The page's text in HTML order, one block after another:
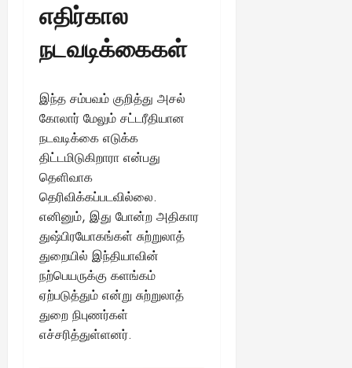
எதிர்கால
நடவடிக்கைகள்
இந்த சம்பவம் குறித்து அசல்
கோலார் மேலும் சட்டரீதியான
நடவடிக்கை எடுக்க
திட்டமிடுகிறாரா என்பது
தெளிவாக
தெரிவிக்கப்படவில்லை.
எனினும், இது போன்ற அதிகார
துஷ்பிரயோகங்கள் சுற்றுலாத்
துறையில் இந்தியாவின்
நற்பெயருக்கு களங்கம்
ஏற்படுத்தும் என்று சுற்றுலாத்
துறை நிபுணர்கள்
எச்சரித்துள்ளனர்.